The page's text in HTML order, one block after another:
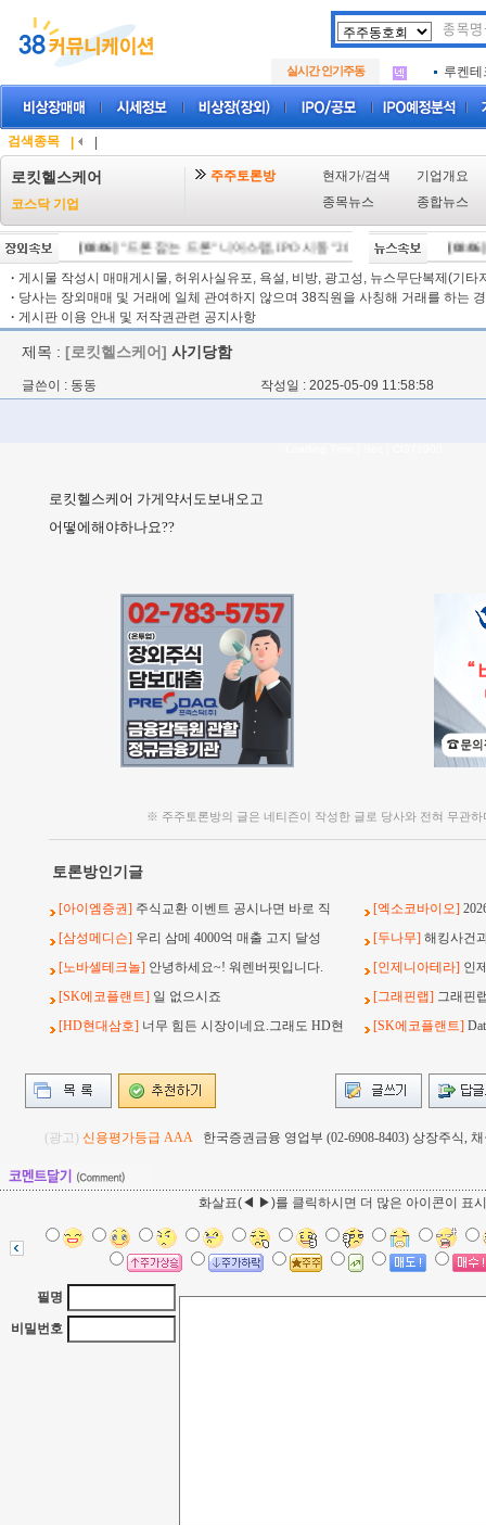
실시간 인기주동
아크로
.
아이엠
루켄
.
아이엠
검색종목
로킷헬스케어
코스닥 기업
주주토론방 현재가/검색
기업개요
종목뉴스
종합뉴스
[08/06]"드론 잡는 드론" 니어스랩, IPO 시동 "2029년 방공망 체계 편입"
[08/06]
· 게시물 작성시 매매게시물, 허위사실유포, 욕설, 비방, 광고성, 뉴스무단복제(기타
· 당사는 장외매매 및 거래에 일체 관여하지 않으며 38직원을 사칭해 거래를 하는
· 게시판 이용 안내 및 저작권관련 공지사항
제목 : [로킷헬스케어] 사기당함
글쓴이 : 동동 작성일 : 2025-05-09 11:58:58
로킷헬스케어 가게약서도보내오고
어떻에해야하나요??
※ 주주토론방의 글은 네티즌이 작성한 글로 당사와 전혀 무관
토론방인기글
[아이엠증권] 주식교환 이벤트 공시나면 바로 직 [엑소코바이오]
[삼성메디슨] 우리 삼메 4000억 매출 고지 달성 [두나무] 해킹사건
[노바셀테크놀] 안녕하세요~! 워렌버핏입니다. [인제니아테라] 인
[SK에코플랜트] 일 없으시죠 [그래핀랩] 그래핀
[HD현대삼호] 너무 힘든 시장이네요.그래도 HD현 [SK에코플랜트]
(광고) 신용평가등급 AAA 한국증권금융 영업부 (02-6908-8403) 상장주식,
화살표(◀ ▶)를 클릭하시면 더 많은 아이콘이 표
필명
비밀번호